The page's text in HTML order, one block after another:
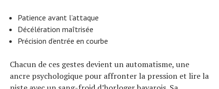
Patience avant l’attaque
Décélération maîtrisée
Précision d’entrée en courbe
Chacun de ces gestes devient un automatisme, une
ancre psychologique pour affronter la pression et lire la